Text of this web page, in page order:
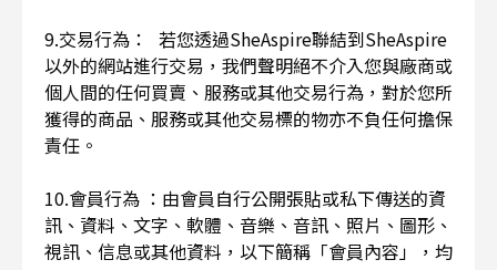
9.交易行為： 若您透過SheAspire聯結到SheAspire
以外的網站進行交易，我們聲明絕不介入您與廠商或
個人間的任何買賣、服務或其他交易行為，對於您所
獲得的商品、服務或其他交易標的物亦不負任何擔保
責任。
10.會員行為 ：由會員自行公開張貼或私下傳送的資
訊、資料、文字、軟體、音樂、音訊、照片、圖形、
視訊、信息或其他資料，以下簡稱「會員內容」，均